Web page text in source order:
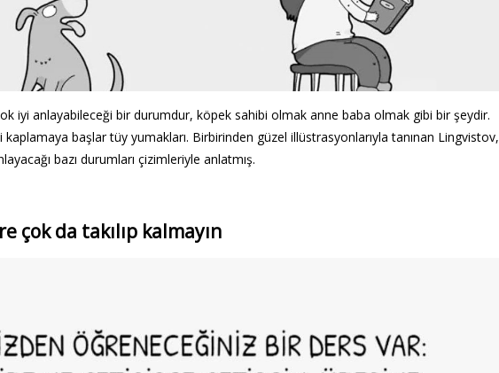
iyi anlayabileceği bir durumdur, köpek sahibi olmak anne baba olmak gibi bir şeydir.
kaplamaya başlar tüy yumakları. Birbirinden güzel illüstrasyonlarıyla tanınan Lingvistov,
bazı durumları çizimleriyle anlatmış.
çok da takılıp kalmayın